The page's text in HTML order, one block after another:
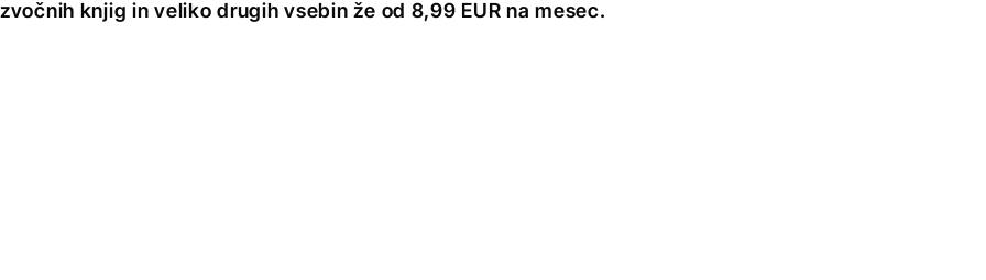
zvočnih knjig in veliko drugih vsebin že od 8,99 EUR na mesec.